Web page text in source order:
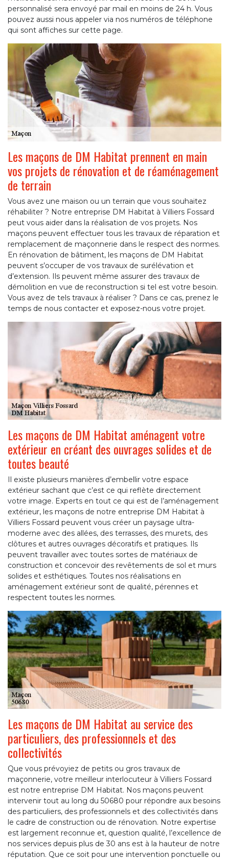
personnalisé sera envoyé par mail en moins de 24 h. Vous
pouvez aussi nous appeler via nos numéros de téléphone
qui sont affiches sur cette page.
Les maçons de DM Habitat prennent en main
vos projets de rénovation et de réaménagement
de terrain
Vous avez une maison ou un terrain que vous souhaitez
réhabiliter ? Notre entreprise DM Habitat à Villiers Fossard
peut vous aider dans la réalisation de vos projets. Nos
maçons peuvent effectuer tous les travaux de réparation et
remplacement de maçonnerie dans le respect des normes.
En rénovation de bâtiment, les maçons de DM Habitat
peuvent s’occuper de vos travaux de surélévation et
d’extension. Ils peuvent même assurer des travaux de
démolition en vue de reconstruction si tel est votre besoin.
Vous avez de tels travaux à réaliser ? Dans ce cas, prenez le
temps de nous contacter et exposez-nous votre projet.
Les maçons de DM Habitat aménagent votre
extérieur en créant des ouvrages solides et de
toutes beauté
Il existe plusieurs manières d’embellir votre espace
extérieur sachant que c’est ce qui reflète directement
votre image. Experts en tout ce qui est de l’aménagement
extérieur, les maçons de notre entreprise DM Habitat à
Villiers Fossard peuvent vous créer un paysage ultra-
moderne avec des allées, des terrasses, des murets, des
clôtures et autres ouvrages décoratifs et pratiques. Ils
peuvent travailler avec toutes sortes de matériaux de
construction et concevoir des revêtements de sol et murs
solides et esthétiques. Toutes nos réalisations en
aménagement extérieur sont de qualité, pérennes et
respectent toutes les normes.
Les maçons de DM Habitat au service des
particuliers, des professionnels et des
collectivités
Que vous prévoyiez de petits ou gros travaux de
maçonnerie, votre meilleur interlocuteur à Villiers Fossard
est notre entreprise DM Habitat. Nos maçons peuvent
intervenir tout au long du 50680 pour répondre aux besoins
des particuliers, des professionnels et des collectivités dans
le cadre de construction ou de rénovation. Notre expertise
est largement reconnue et, question qualité, l’excellence de
nos services depuis plus de 30 ans est à la hauteur de notre
réputation. Que ce soit pour une intervention ponctuelle ou